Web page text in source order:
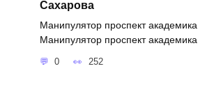
Сахарова
Манипулятор проспект
Манипулятор проспект академика
0 252